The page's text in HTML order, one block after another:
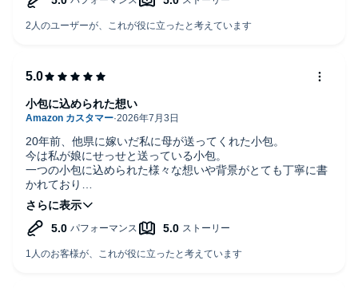
20年前、他県に嫁いだ私に母が送ってくれた小包。
今は私が娘にせっせと送っている小包。
一つの小包に込められた様々な想いや背景がとても丁寧に書
かれており
母や娘への想いと重ね合わせ、胸がいっぱいになりながら読
ませて頂きました。
小包に込められた想い